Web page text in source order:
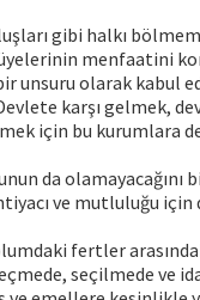
gibi halkı
menfaatini
unsuru olarak kabul
karşı gelmek,
için bu kurumlara
da olamayacağını
ve mutluluğu
fertler
seçilmede ve